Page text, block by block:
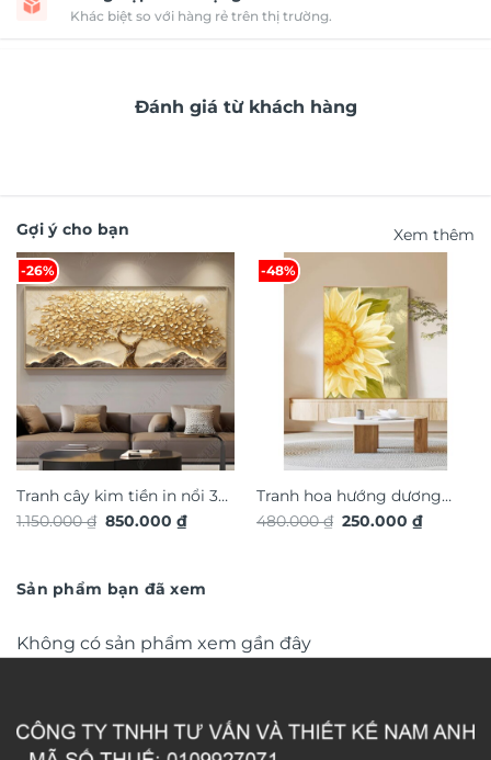
Khác biệt so với hàng rẻ trên thị trường.
Đánh giá từ khách hàng
Gợi ý cho bạn Xem thêm
-26%
Tranh cây kim tiền in nổi 3d
hiệu ứng dát vàng TG4934S
1.150.000₫ Giá
850.000₫Giá
-48%
Tranh hoa hướng dương
nghệ thuật TG4922S
480.000₫ Giá
250.000₫Giá
Sản phẩm bạn đã xem
Không có sản phẩm xem gần đây